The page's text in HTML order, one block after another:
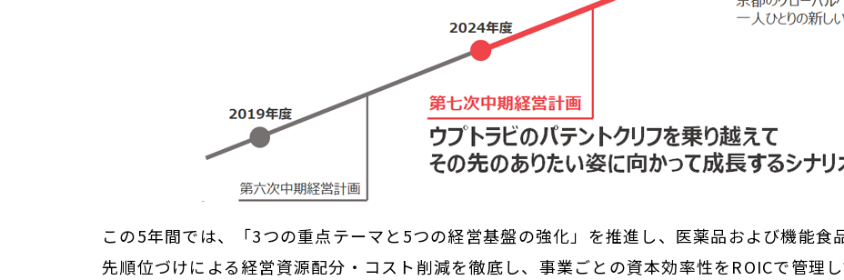
この5年間では、「3つの重点テーマと5つの経営基盤の強化」を推進し、医薬品および機能食
先順位づけによる経営資源配分・コスト削減を徹底し、事業ごとの資本効率性をROICで管理